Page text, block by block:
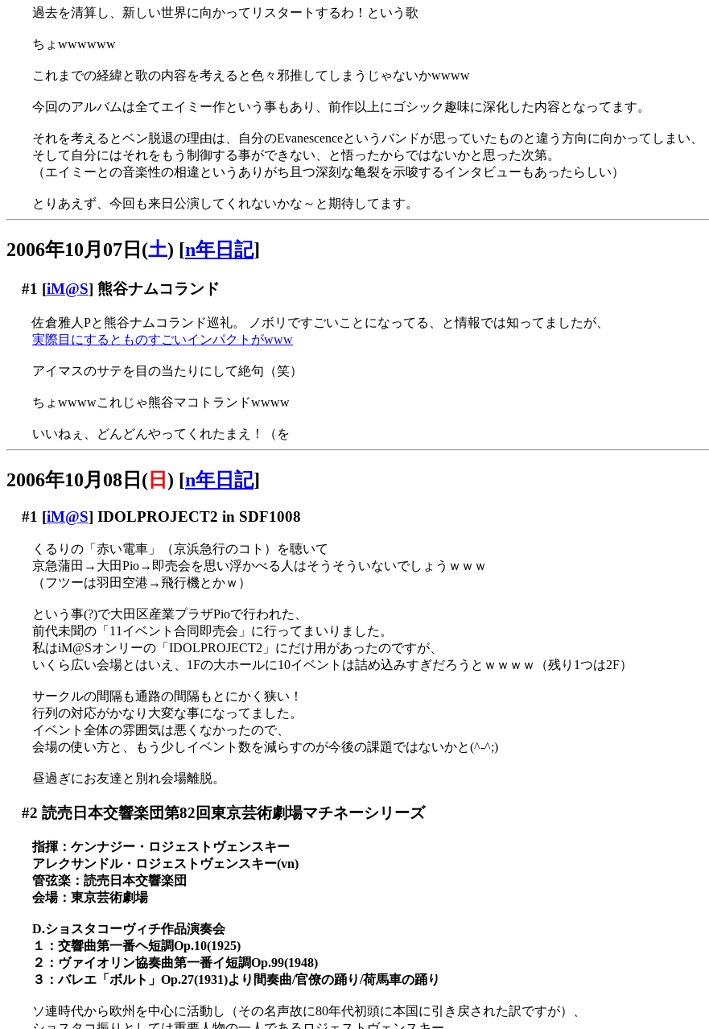
過去を清算し、新しい世界に向かってリスタートするわ！という歌
ちょwwwwww
これまでの経緯と歌の内容を考えると色々邪推してしまうじゃないかwwww
今回のアルバムは全てエイミー作という事もあり、前作以上にゴシック趣味に深化した内容となってます。
それを考えるとベン脱退の理由は、自分のEvanescenceというバンドが思っていたものと違う方向に向かってしまい、
そして自分にはそれをもう制御する事ができない、と悟ったからではないかと思った次第。
（エイミーとの音楽性の相違というありがち且つ深刻な亀裂を示唆するインタビューもあったらしい）
とりあえず、今回も来日公演してくれないかな～と期待してます。
2006年10月07日(土) [n年日記]
#1 [iM@S] 熊谷ナムコランド
佐倉雅人Pと熊谷ナムコランド巡礼。 ノボリですごいことになってる、と情報では知ってましたが、
実際目にするとものすごいインパクトがwww
アイマスのサテを目の当たりにして絶句（笑）
ちょwwwwこれじゃ熊谷マコトランドwwww
いいねぇ、どんどんやってくれたまえ！（を
2006年10月08日( 日 ) [n年日記]
#1 [iM@S] IDOLPROJECT2 in SDF1008
くるりの「赤い電車」（京浜急行のコト）を聴いて
京急蒲田→大田Pio→即売会を思い浮かべる人はそうそういないでしょうｗｗｗ
（フツーは羽田空港→飛行機とかｗ）
という事(?)で大田区産業プラザPioで行われた、
前代未聞の「11イベント合同即売会」に行ってまいりました。
私はiM@Sオンリーの「IDOLPROJECT2」にだけ用があったのですが、
いくら広い会場とはいえ、1Fの大ホールに10イベントは詰め込みすぎだろうとｗｗｗｗ（残り1つは2F）
サークルの間隔も通路の間隔もとにかく狭い！
行列の対応がかなり大変な事になってました。
イベント全体の雰囲気は悪くなかったので、
会場の使い方と、もう少しイベント数を減らすのが今後の課題ではないかと(^-^;)
昼過ぎにお友達と別れ会場離脱。
#2 読売日本交響楽団第82回東京芸術劇場マチネーシリーズ
指揮：ケンナジー・ロジェストヴェンスキー
アレクサンドル・ロジェストヴェンスキー(vn)
管弦楽：読売日本交響楽団
会場：東京芸術劇場
D.ショスタコーヴィチ作品演奏会
１：交響曲第一番ヘ短調Op.10(1925)
２：ヴァイオリン協奏曲第一番イ短調Op.99(1948)
３：バレエ「ボルト」Op.27(1931)より間奏曲/官僚の踊り/荷馬車の踊り
ソ連時代から欧州を中心に活動し（その名声故に80年代初頭に本国に引き戻された訳ですが）、